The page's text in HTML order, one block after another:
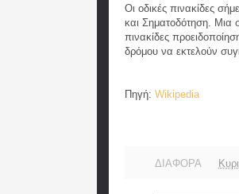
Οι οδικές πινακίδες
και Σηματοδότηση. Μια
πινακίδες
δρόμου να εκτελούν
Πηγή: Wikipedia
ΔΙΑΦΟΡΑ